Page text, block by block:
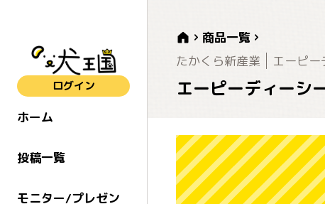
ログイン
ホーム
投稿一覧
モニター/プレゼン
商品一覧
たかくら新産業
エーピー
エーピーディーシ